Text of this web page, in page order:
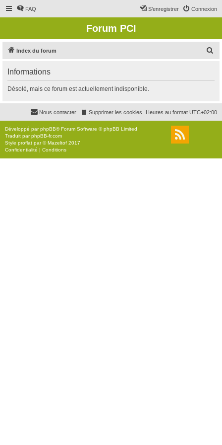
FAQ Connexion
S’enregistrer
Forum PCI
Index du forum
r
c
r
Informations
Désolé, mais ce forum est actuellement indisponible.
Heures au format UTC+02:00
Supprimer les cookies
Nous contacter
Développé parphpBB® Forum Software © phpBB Limited
Traduit parphpBB-fr.com
Style proflat par ©Mazeltof 2017
Confidentialité | Conditions